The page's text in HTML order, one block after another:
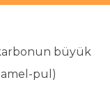
büyük
pul)